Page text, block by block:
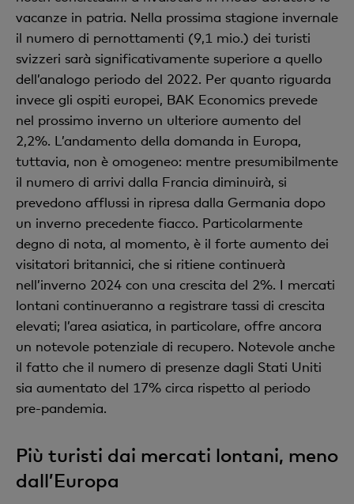
vacanze in patria. Nella prossima stagione invernale
il numero di pernottamenti (9,1 mio.) dei turisti
svizzeri sarà significativamente superiore a quello
dell’analogo periodo del 2022. Per quanto riguarda
invece gli ospiti europei, BAK Economics prevede
nel prossimo inverno un ulteriore aumento del
2,2%. L’andamento della domanda in Europa,
tuttavia, non è omogeneo: mentre presumibilmente
il numero di arrivi dalla Francia diminuirà, si
prevedono afflussi in ripresa dalla Germania dopo
un inverno precedente fiacco. Particolarmente
degno di nota, al momento, è il forte aumento dei
visitatori britannici, che si ritiene continuerà
nell’inverno 2024 con una crescita del 2%. I mercati
lontani continueranno a registrare tassi di crescita
elevati; l’area asiatica, in particolare, offre ancora
un notevole potenziale di recupero. Notevole anche
il fatto che il numero di presenze dagli Stati Uniti
sia aumentato del 17% circa rispetto al periodo
pre-pandemia.
Più turisti dai mercati lontani, meno
dall’Europa